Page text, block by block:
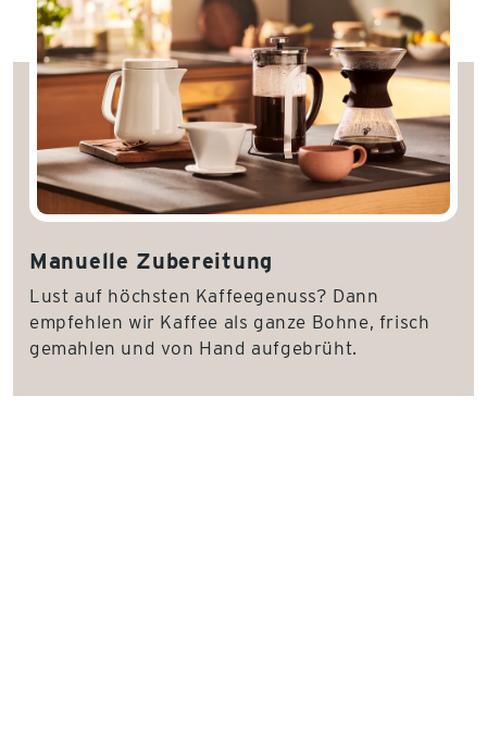
Manuelle Zubereitung
Lust auf höchsten Kaffeegenuss? Dann
empfehlen wir Kaffee als ganze Bohne, frisch
gemahlen und von Hand aufgebrüht.